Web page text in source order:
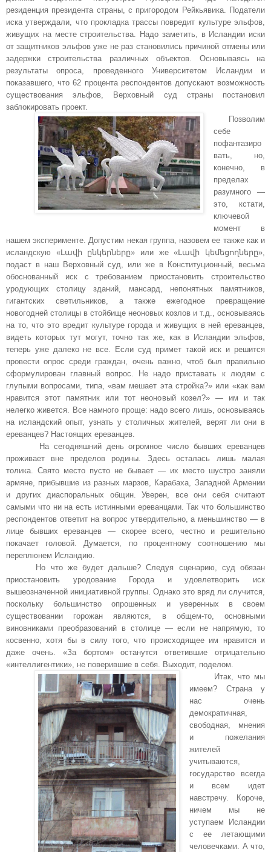
резиденция президента страны, с пригородом Рейкьявика. Податели
иска утверждали, что прокладка трассы повредит культуре эльфов,
живущих на месте строительства. Надо заметить, в Исландии иски
от защитников эльфов уже не раз становились причиной отмены или
задержки строительства различных объектов. Основываясь на
результаты опроса, проведенного Университетом Исландии и
показавшего, что 62 процента респондентов допускают возможность
существования эльфов, Верховный суд страны постановил
заблокировать проект.
Позволим
себе
пофантазиро
вать, но,
конечно, в
пределах
разумного —
это, кстати,
ключевой
момент в
нашем эксперименте. Допустим некая группа, назовем ее также как и
исландскую «Լավի ընկերները» или же «Լավի կեմեցողները»,
подаст в наш Верховный суд, или же в Конституционный, весьма
обоснованный иск с требованием приостановить строительство
уродующих столицу зданий, мансард, непонятных памятников,
гигантских светильников, а также ежегодное превращение
новогодней столицы в стойбище неоновых козлов и т.д., основываясь
на то, что это вредит культуре города и живущих в ней ереванцев,
видеть которых тут могут, точно так же, как в Исландии эльфов,
теперь уже далеко не все. Если суд примет такой иск и решится
провести опрос среди граждан, очень важно, чтоб был правильно
сформулирован главный вопрос. Не надо приставать к людям с
глупыми вопросами, типа, «вам мешает эта стройка?» или «как вам
нравится этот памятник или тот неоновый козел?» — им и так
нелегко живется. Все намного проще: надо всего лишь, основываясь
на исландский опыт, узнать у столичных жителей, верят ли они в
ереванцев? Настоящих ереванцев.
На сегодняшний день огромное число бывших ереванцев
проживает вне пределов родины. Здесь осталась лишь малая
толика. Свято место пусто не бывает — их место шустро заняли
армяне, прибывшие из разных марзов, Карабаха, Западной Армении
и других диаспоральных общин. Уверен, все они себя считают
самыми что ни на есть истинными ереванцами. Так что большинство
респондентов ответит на вопрос утвердительно, а меньшинство — в
лице бывших ереванцев — скорее всего, честно и решительно
покачает головой. Думается, по процентному соотношению мы
переплюнем Исландию.
Но что же будет дальше? Следуя сценарию, суд обязан
приостановить уродование Города и удовлетворить иск
вышеозначенной инициативной группы. Однако это вряд ли случится,
поскольку большинство опрошенных и уверенных в своем
существовании горожан являются, в общем-то, основными
виновниками преобразований в столице — если не напрямую, то
косвенно, хотя бы в силу того, что происходящее им нравится и
даже очень. «За бортом» останутся ответившие отрицательно
«интеллигентики», не поверившие в себя. Выходит, поделом.
Итак, что мы
имеем? Страна у
нас очень
демократичная,
свободная, мнения
и пожелания
жителей
учитываются,
государство всегда
и всем идет
навстречу. Короче,
ничем мы не
уступаем Исландии
с ее летающими
человечками. А что,